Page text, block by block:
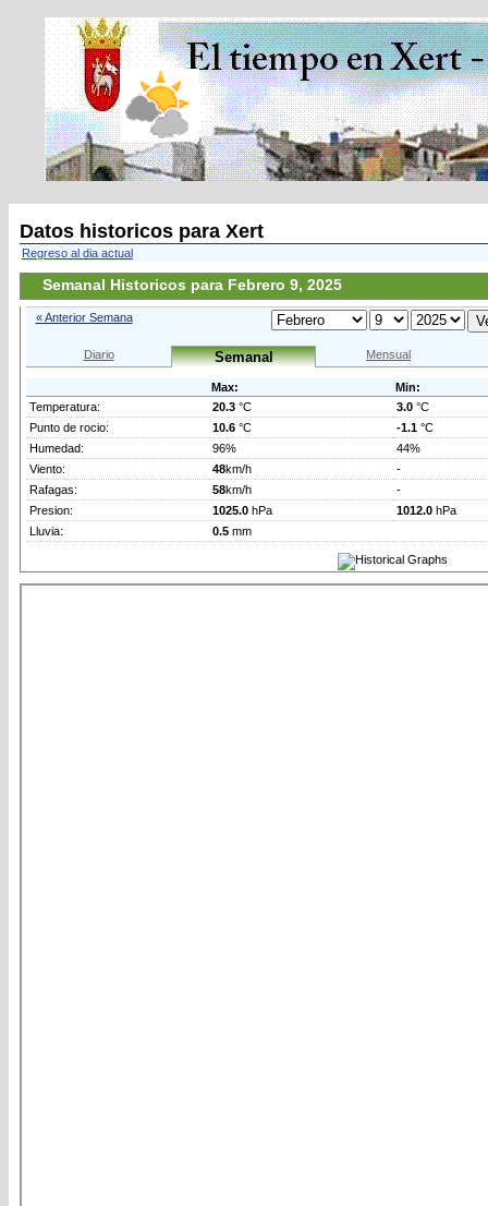
Datos historicos para Xert
Regreso al dia actual
Semanal Historicos para Febrero 9, 2025
« Anterior Semana
Diario Semanal Mensual
Max:
Min:
Temperatura:
20.3 °C 3.0 °C
Punto de rocio:
10.6 °C -1.1 °C
Humedad:
96%
44%
Viento:
48km/h
-
Rafagas:
58km/h
-
Presion:
1025.0 hPa 1012.0 hPa
Lluvia:
0.5 mm